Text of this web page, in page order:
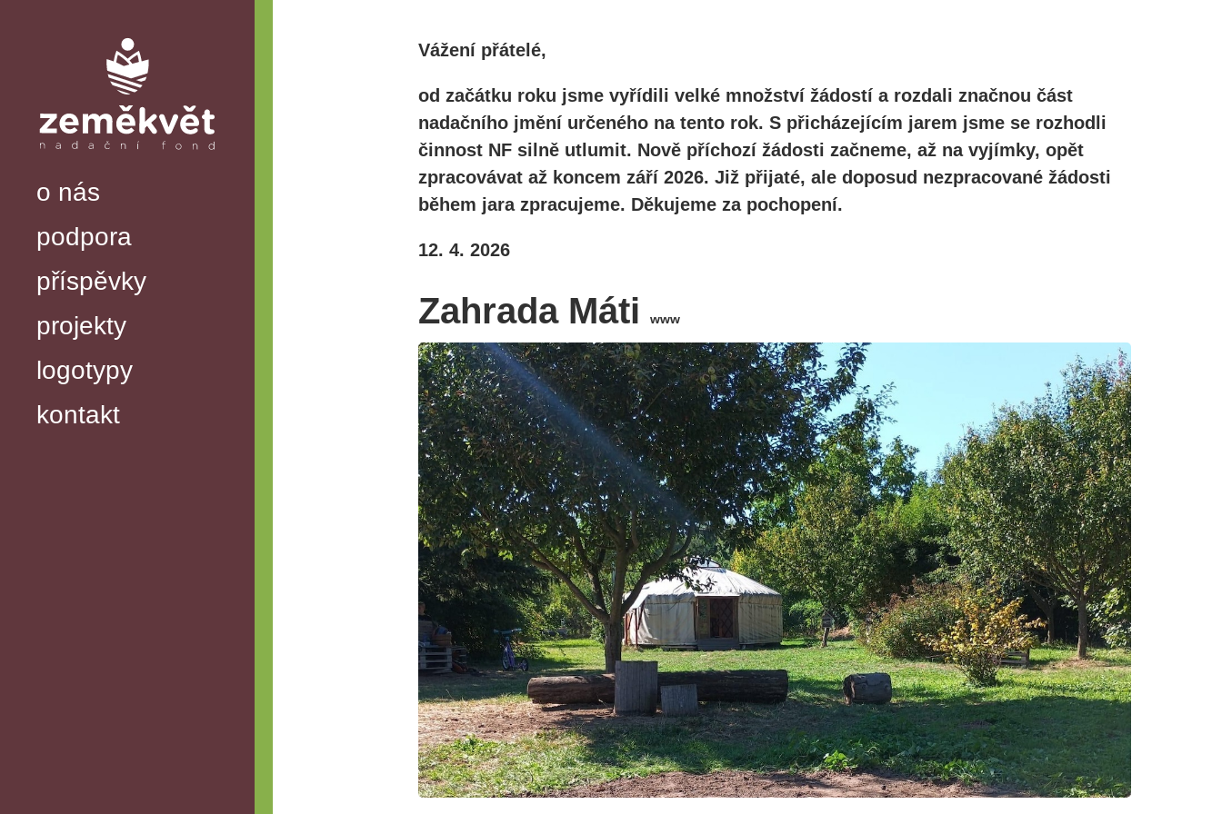
o nás
podpora
příspěvky
projekty
logotypy
kontakt
Vážení přátelé,
od začátku roku jsme vyřídili velké množství žádostí a rozdali značnou část
nadačního jmění určeného na tento rok. S přicházejícím jarem jsme se rozhodli
činnost NF silně utlumit. Nově příchozí žádosti začneme, až na vyjímky, opět
zpracovávat až koncem září 2026. Již přijaté, ale doposud nezpracované žádosti
během jara zpracujeme. Děkujeme za pochopení.
12. 4. 2026
Zahrada Máti www